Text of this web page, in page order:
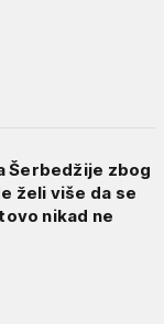
Šerbedžije zbog
želi više da se
nikad ne